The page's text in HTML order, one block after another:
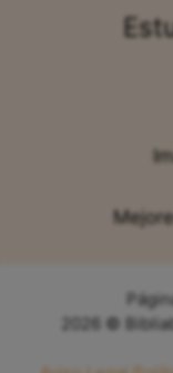
2026 ©